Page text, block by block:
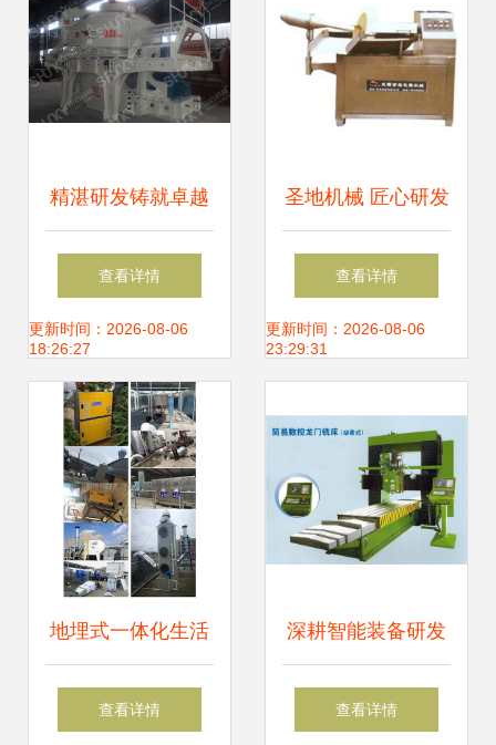
精湛研发铸就卓越
——从山启机械一
流技术看国产冲击
式破碎机如何领跑
查看详情
更新时间：2026-08-06
18:26:27
圣地机械 匠心研发
素鸡加工设备，引
领新兴蛋白产业新
查看详情
更新时间：2026-08-06
23:29:31
地埋式一体化生活
污水处理设备 豆制
查看详情
深耕智能装备研发
南通数控龙门加工
查看详情